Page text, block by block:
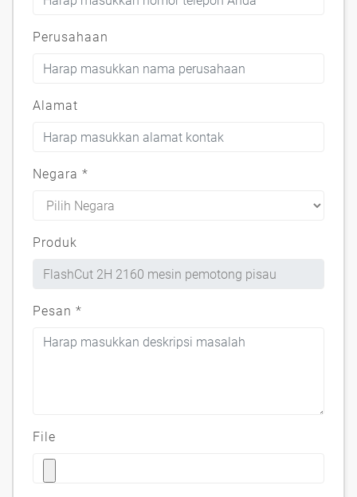
Perusahaan
Alamat
Negara *
Produk
Pesan *
File